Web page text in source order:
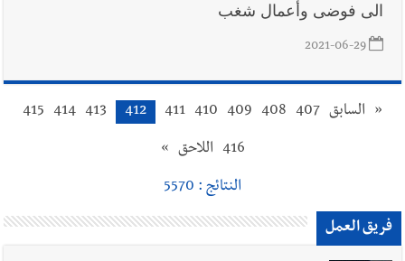
الى فوضى وأعمال شغب
2021-06-29
« السابق 407
408
409
410
411
412
413
414
415
416 اللاحق »
النتائج : 5570
فريق العمل